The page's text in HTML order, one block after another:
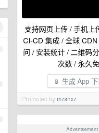
支持网页上传 / 手机上
CI-CD 集成 / 全球
问 / 安装统计 / 二维码
次数 / 永久
📱 生成 App
Promoted by mzshxz
Advertisement